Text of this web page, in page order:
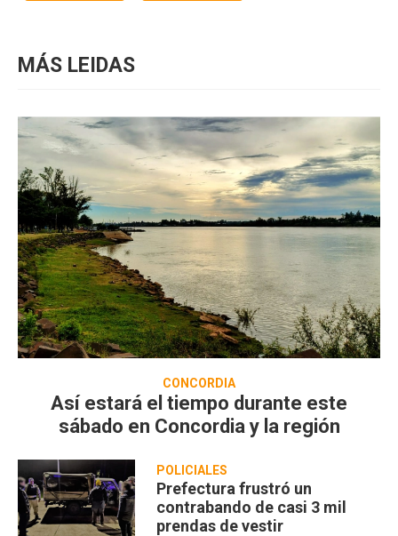
MÁS LEIDAS
CONCORDIA
Así estará el tiempo durante este
sábado en Concordia y la región
POLICIALES
Prefectura frustró un
contrabando de casi 3 mil
prendas de vestir